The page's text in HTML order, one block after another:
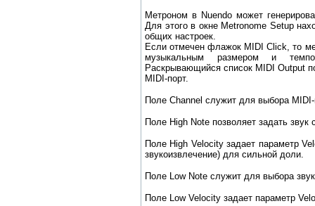
Метроном в Nuendo может
Для этого в окне Metronome Setup
общих настроек.
Если отмечен флажок MIDI Click, то
музыкальным размером и
Раскрывающийся список MIDI Output
MIDI-порт.
Поле Channel служит для выбора
Поле High Note позволяет задать
Поле High Velocityзадает параметр
звукоизвлечение) для сильной доли.
Поле Low Note служит для выбора
Поле Low Velocity задает параметр